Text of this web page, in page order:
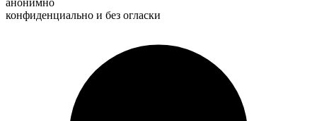
конфиденциально и без огласки